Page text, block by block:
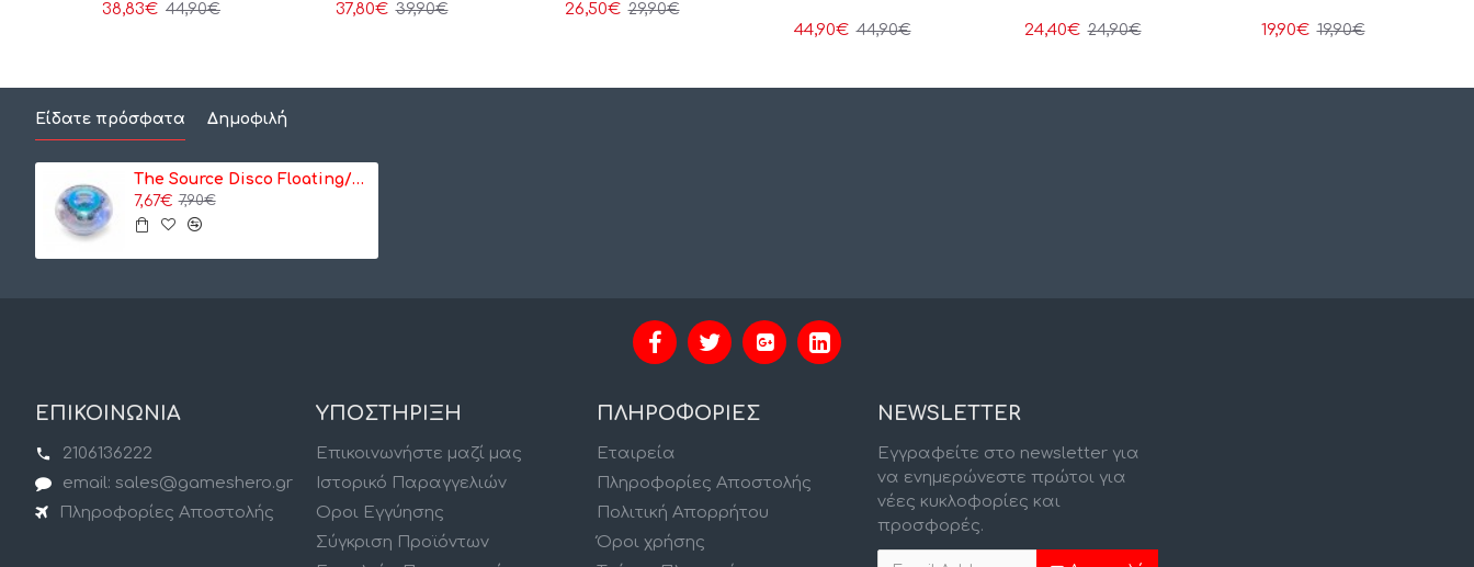
38,83€ 44,90€ 37,80€ 39,90€ 26,50€ 29,90€
44,90€ 44,90€ 24,40€ 24,90€ 19,90€ 19,90€
Είδατε πρόσφατα Δημοφιλή
The Source Disco Floating/Colour Changing Bath Light Φωτάκι μπάνιου που επιπλέει(75491)
7,67€ 7,90€
ΕΠΙΚΟΙΝΩΝΙΑ
2106136222
email: sales@gameshero.gr
Πληροφορίες Αποστολής
ΥΠΟΣΤΗΡΙΞΗ
Επικοινωνήστε μαζί μας
Ιστορικό Παραγγελιών
Οροι Εγγύησης
Σύγκριση Προϊόντων
ΠΛΗΡΟΦΟΡΙΕΣ
Εταιρεία
Πληροφορίες Αποστολής
Πολιτική Απορρήτου
Όροι χρήσης
NEWSLETTER
Εγγραφείτε στο newsletter για
να ενημερώνεστε πρώτοι για
νέες κυκλοφορίες και
προσφορές.